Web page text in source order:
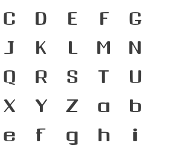
C D E F G
J K L M N
Q R S T U
X Y Z a b
e f g h i